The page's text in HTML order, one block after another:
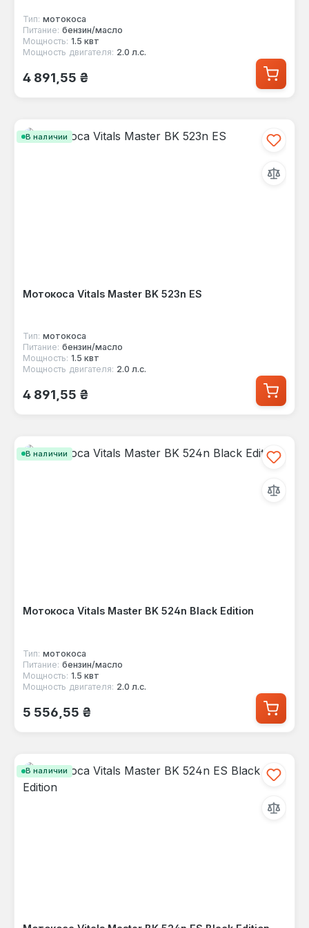
Тип: мотокоса
Питание: бензин/масло
Мощность: 1.5 квт
Мощность двигателя: 2.0 л.с.
Обычная цена:
4 891,55 ₴
В наличии
Мотокоса Vitals Master BK 523n ES
Тип: мотокоса
Питание: бензин/масло
Мощность: 1.5 квт
Мощность двигателя: 2.0 л.с.
Обычная цена:
4 891,55 ₴
В наличии
Мотокоса Vitals Master BK 524n Black Edition
Тип: мотокоса
Питание: бензин/масло
Мощность: 1.5 квт
Мощность двигателя: 2.0 л.с.
Обычная цена:
5 556,55 ₴
В наличии